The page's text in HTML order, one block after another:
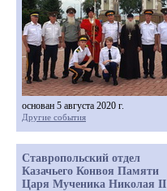
основан 5 августа 2020 г.
Другие события
Ставропольский отдел
Казачьего Конвоя Памяти
Царя Мученика Николая II